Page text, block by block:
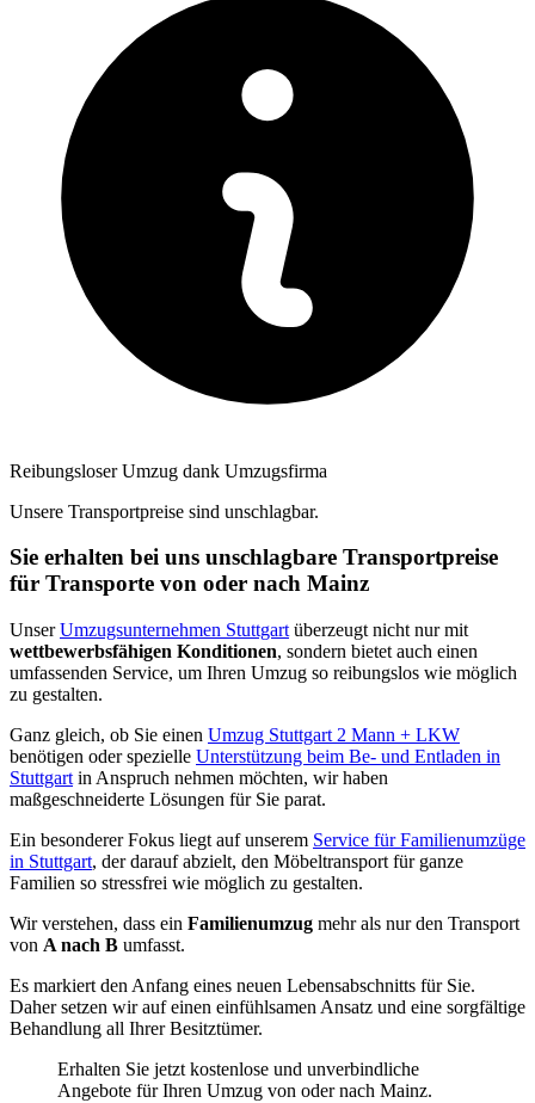
Reibungsloser Umzug dank Umzugsfirma
Unsere Transportpreise sind unschlagbar.
Sie erhalten bei uns unschlagbare Transportpreise
für Transporte von oder nach Mainz
UnserUmzugsunternehmen Stuttgart überzeugt nicht nur mit
wettbewerbsfähigen Konditionen, sondern bietet auch einen
umfassenden Service, um Ihren Umzug so reibungslos wie möglich
zu gestalten.
Ganz gleich, ob Sie einen Umzug Stuttgart 2 Mann + LKW
benötigen oder spezielle Unterstützung beim Be- und Entladen in
Stuttgart in Anspruch nehmen möchten, wir haben
maßgeschneiderte Lösungen für Sie parat.
Ein besonderer Fokus liegt auf unserem Service für Familienumzüge
in Stuttgart, der darauf abzielt, den Möbeltransport für ganze
Familien so stressfrei wie möglich zu gestalten.
Wir verstehen, dass ein Familienumzug mehr als nur den Transport
von A nach B umfasst.
Es markiert den Anfang eines neuen Lebensabschnitts für Sie.
Daher setzen wir auf einen einfühlsamen Ansatz und eine sorgfältige
Behandlung all Ihrer Besitztümer.
Erhalten Sie jetzt kostenlose und unverbindliche
Angebote für Ihren Umzug von oder nach Mainz.